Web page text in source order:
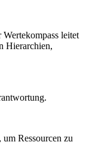
leitet
Hierarchien,
Ressourcen zu